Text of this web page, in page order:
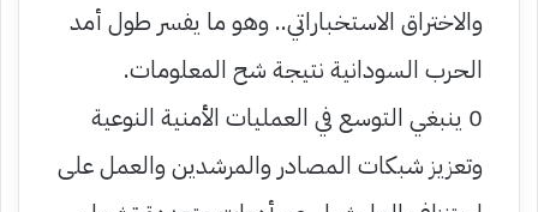
والاختراق الاستخباراتي.. وهو ما يفسر طول أمد
الحرب السودانية نتيجة شح المعلومات.
0 ينبغي التوسع في العمليات الأمنية النوعية
وتعزيز شبكات المصادر والمرشدين والعمل على